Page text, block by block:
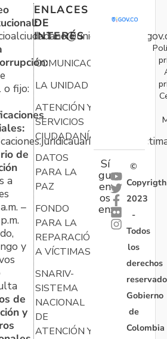
o fijo:
de
a
–
y
de
y
ENLACES
DE
INTERÉS
COMUNICACIONES
LA UNIDAD
ATENCIÓN Y
SERVICIOS
CIUDADANÍA
DATOS
PARA LA
PAZ
FONDO
PARA LA
REPARACIÓN
A VÍCTIMAS
SNARIV-
SISTEMA
NACIONAL
DE
ATENCIÓN Y
Sí
gu
en
os
en:
©
Copyrigth
2023
-
Todos
los
derechos
Gobierno
de
Colombia